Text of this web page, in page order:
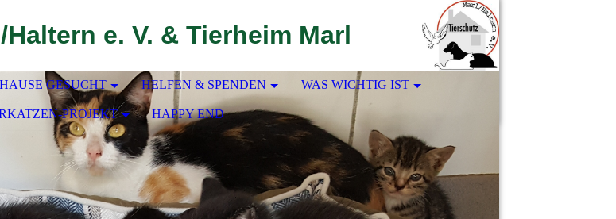
e. V. & Tierheim Marl
GESUCHT HELFEN & SPENDEN WAS WICHTIG IST
PROJEKT HAPPY END